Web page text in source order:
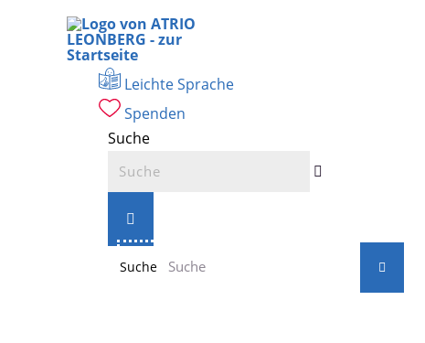
Leichte Sprache
Spenden
Suche
Suche